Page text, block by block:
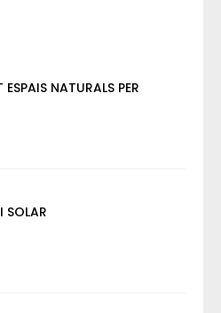
NATURALS PER
SOLAR